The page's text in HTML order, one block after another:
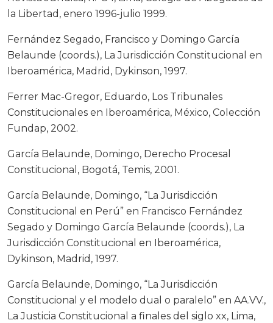
la Libertad, enero 1996-julio 1999.
Fernández Segado, Francisco y Domingo García
Belaunde (coords.), La Jurisdicción Constitucional en
Iberoamérica, Madrid, Dykinson, 1997.
Ferrer Mac-Gregor, Eduardo, Los Tribunales
Constitucionales en Iberoamérica, México, Colección
Fundap, 2002.
García Belaunde, Domingo, Derecho Procesal
Constitucional, Bogotá, Temis, 2001.
García Belaunde, Domingo, “La Jurisdicción
Constitucional en Perú” en Francisco Fernández
Segado y Domingo García Belaunde (coords.), La
Jurisdicción Constitucional en Iberoamérica,
Dykinson, Madrid, 1997.
García Belaunde, Domingo, “La Jurisdicción
Constitucional y el modelo dual o paralelo” en AA.VV.,
La Justicia Constitucional a finales del siglo xx, Lima,